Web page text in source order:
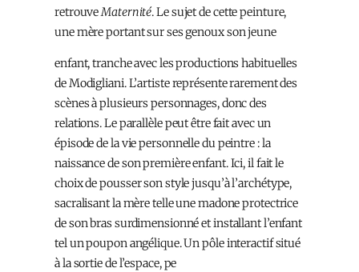
retrouveMaternité. Le sujet de cette peinture,
une mère portant sur ses genoux son jeune
enfant, tranche avec les productions habituelles
de Modigliani. L’artiste représente rarement des
scènes à plusieurs personnages, donc des
relations. Le parallèle peut être fait avec un
épisode de la vie personnelle du peintre : la
naissance de son première enfant. Ici, il fait le
choix de pousser son style jusqu’à l’archétype,
sacralisant la mère telle une madone protectrice
de son bras surdimensionné et installant l’enfant
tel un poupon angélique. Un pôle interactif situé
à la sortie de l’espace, pe